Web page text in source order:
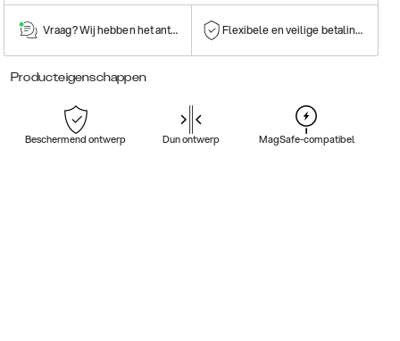
Vraag? Wij hebben het antwoord! Flexibele en veilige betalingen
Producteigenschappen
Beschermend ontwerp Dun ontwerp MagSafe-compatibel